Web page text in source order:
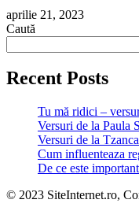
aprilie 21, 2023
Caută
Recent Posts
Tu mă ridici –
Versuri de la Paula
Versuri de la
Cum influenteaza
De ce este
© 2023 SiteInternet.ro,